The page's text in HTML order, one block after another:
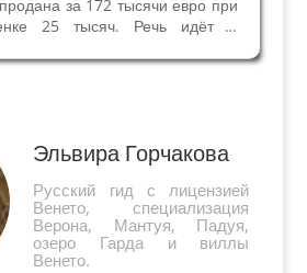
за 172 тысячи евро при
25 тысяч. Речь идёт о
Галлии, он весит 7,85 г. На
Эльвира Горчакова
Русский гид с лицензией
Венето, специализация
Верона, Мантуя, Падуя,
озеро Гарда и виллы
Венето.